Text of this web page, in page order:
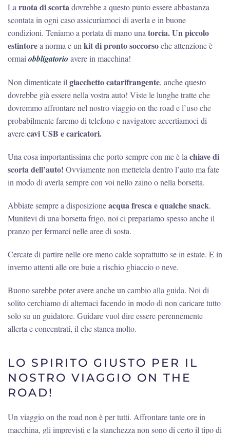
La ruota di scortadovrebbe a questo punto essere abbastanza
scontata in ogni caso assicuriamoci di averla e in buone
condizioni. Teniamo a portata di mano una torcia.Un piccolo
estintorea norma e un kit di pronto soccorsoche attenzione è
ormai obbligatorio avere in macchina!
Non dimenticate il giacchetto catarifrangente, anche questo
dovrebbe già essere nella vostra auto! Viste le lunghe tratte che
dovremmo affrontare nel nostro viaggio on the road e l’uso che
probabilmente faremo di telefono e navigatore accertiamoci di
averecavi USB e caricatori.
Una cosa importantissima che porto sempre con me è la chiave di
scorta dell’auto! Ovviamente non mettetela dentro l’auto ma fate
in modo di averla sempre con voi nello zaino o nella borsetta.
Abbiate sempre a disposizioneacqua fresca e qualche snack.
Munitevi di una borsetta frigo, noi ci prepariamo spesso anche il
pranzo per fermarci nelle aree di sosta.
Cercate di partire nelle ore meno calde soprattutto se in estate. E in
inverno attenti alle ore buie a rischio ghiaccio o neve.
Buono sarebbe poter avere anche un cambio alla guida. Noi di
solito cerchiamo di alternaci facendo in modo di non caricare tutto
solo su un guidatore. Guidare vuol dire essere perennemente
allerta e concentrati, il che stanca molto.
LO SPIRITO GIUSTO PER IL
NOSTRO VIAGGIO ON THE
ROAD!
Un viaggio on the road non è per tutti. Affrontare tante ore in
macchina, gli imprevisti e la stanchezza non sono di certo il tipo di